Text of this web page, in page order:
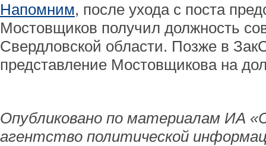
Напомним, после ухода с поста
Мостовщиков получил должность
Свердловской области. Позже в
представление Мостовщикова на
Опубликовано по материалам ИА
агентство политической